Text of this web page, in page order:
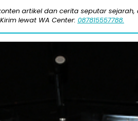
artikel dan cerita seputar
Kirim lewat WA Center: 087815557788.